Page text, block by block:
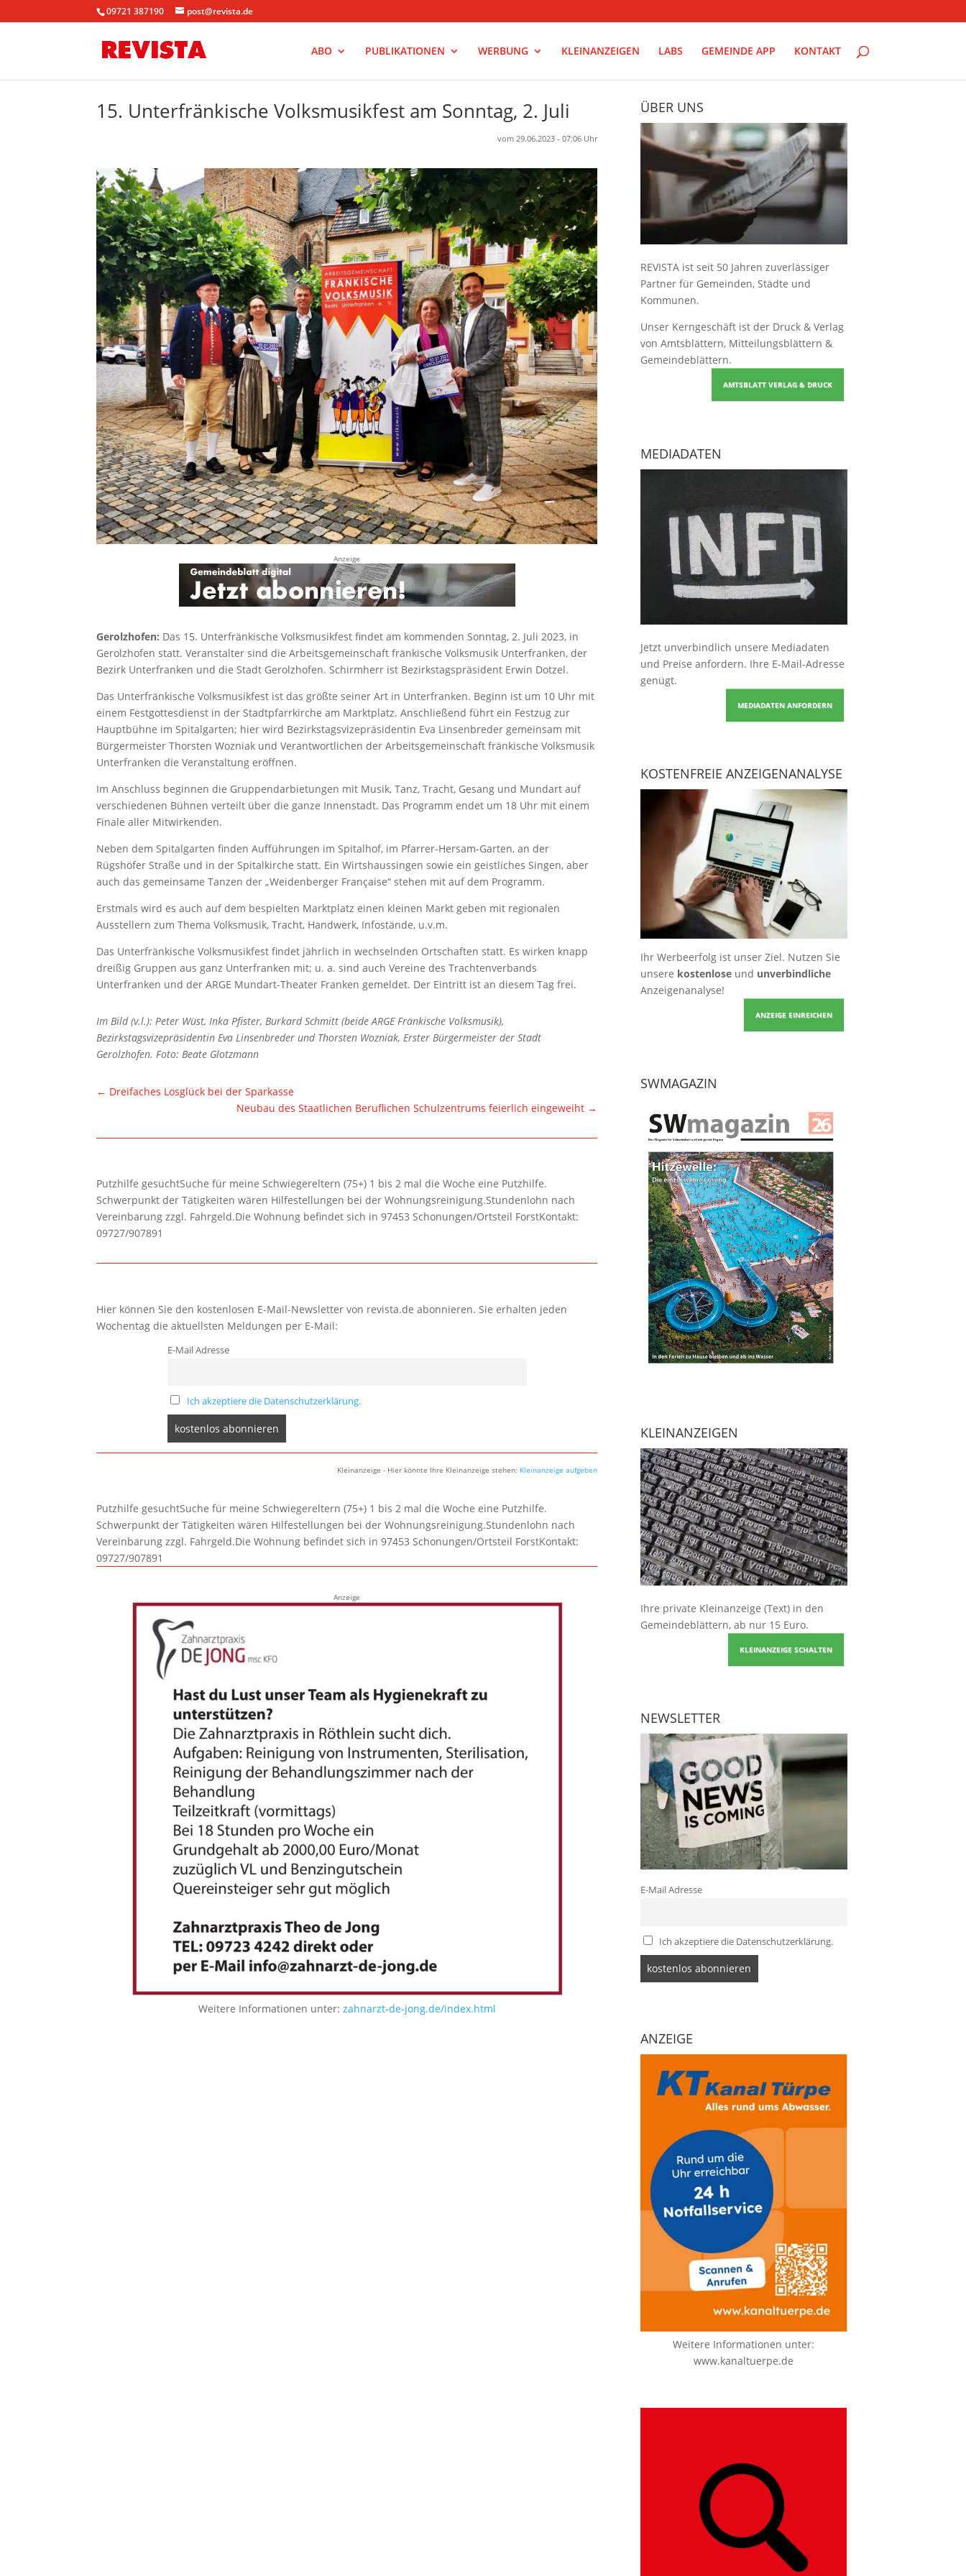
09721 387190 post@revista.de
ABO PUBLIKATIONEN WERBUNG KLEINANZEIGEN LABS GEMEINDE APP KONTAKT
15. Unterfränkische Volksmusikfest am Sonntag, 2. Juli
vom 29.06.2023 - 07:06 Uhr
Anzeige
Gerolzhofen: Das 15. Unterfränkische Volksmusikfest findet am kommenden Sonntag, 2. Juli 2023, in
Gerolzhofen statt. Veranstalter sind die Arbeitsgemeinschaft fränkische Volksmusik Unterfranken, der
Bezirk Unterfranken und die Stadt Gerolzhofen. Schirmherr ist Bezirkstagspräsident Erwin Dotzel.
Das Unterfränkische Volksmusikfest ist das größte seiner Art in Unterfranken. Beginn ist um 10 Uhr mit
einem Festgottesdienst in der Stadtpfarrkirche am Marktplatz. Anschließend führt ein Festzug zur
Hauptbühne im Spitalgarten; hier wird Bezirkstagsvizepräsidentin Eva Linsenbreder gemeinsam mit
Bürgermeister Thorsten Wozniak und Verantwortlichen der Arbeitsgemeinschaft fränkische Volksmusik
Unterfranken die Veranstaltung eröffnen.
Im Anschluss beginnen die Gruppendarbietungen mit Musik, Tanz, Tracht, Gesang und Mundart auf
verschiedenen Bühnen verteilt über die ganze Innenstadt. Das Programm endet um 18 Uhr mit einem
Finale aller Mitwirkenden.
Neben dem Spitalgarten finden Aufführungen im Spitalhof, im Pfarrer-Hersam-Garten, an der
Rügshöfer Straße und in der Spitalkirche statt. Ein Wirtshaussingen sowie ein geistliches Singen, aber
auch das gemeinsame Tanzen der „Weidenberger Française“ stehen mit auf dem Programm.
Erstmals wird es auch auf dem bespielten Marktplatz einen kleinen Markt geben mit regionalen
Ausstellern zum Thema Volksmusik, Tracht, Handwerk, Infostände, u.v.m.
Das Unterfränkische Volksmusikfest findet jährlich in wechselnden Ortschaften statt. Es wirken knapp
dreißig Gruppen aus ganz Unterfranken mit; u. a. sind auch Vereine des Trachtenverbands
Unterfranken und der ARGE Mundart-Theater Franken gemeldet. Der Eintritt ist an diesem Tag frei.
Im Bild (v.l.): Peter Wüst, Inka Pfister, Burkard Schmitt (beide ARGE Fränkische Volksmusik),
Bezirkstagsvizepräsidentin Eva Linsenbreder und Thorsten Wozniak, Erster Bürgermeister der Stadt
Gerolzhofen. Foto: Beate Glotzmann
← Dreifaches Losglück bei der Sparkasse
Neubau des Staatlichen Beruflichen Schulzentrums feierlich eingeweiht →
Putzhilfe gesuchtSuche für meine Schwiegereltern (75+) 1 bis 2 mal die Woche eine Putzhilfe.
Schwerpunkt der Tätigkeiten wären Hilfestellungen bei der Wohnungsreinigung.Stundenlohn nach
Vereinbarung zzgl. Fahrgeld.Die Wohnung befindet sich in 97453 Schonungen/Ortsteil ForstKontakt:
09727/907891
Hier können Sie den kostenlosen E-Mail-Newsletter von revista.de abonnieren. Sie erhalten jeden
Wochentag die aktuellsten Meldungen per E-Mail:
E-Mail Adresse
Ich akzeptiere die Datenschutzerklärung.
Kleinanzeige - Hier könnte Ihre Kleinanzeige stehen: Kleinanzeige aufgeben
Putzhilfe gesuchtSuche für meine Schwiegereltern (75+) 1 bis 2 mal die Woche eine Putzhilfe.
Schwerpunkt der Tätigkeiten wären Hilfestellungen bei der Wohnungsreinigung.Stundenlohn nach
Vereinbarung zzgl. Fahrgeld.Die Wohnung befindet sich in 97453 Schonungen/Ortsteil ForstKontakt:
09727/907891
Anzeige
Weitere Informationen unter: zahnarzt-de-jong.de/index.html
ÜBER UNS
REVISTA ist seit 50 Jahren zuverlässiger
Partner für Gemeinden, Städte und
Kommunen.
Unser Kerngeschäft ist der Druck & Verlag
von Amtsblättern, Mitteilungsblättern &
Gemeindeblättern.
AMTSBLATT VERLAG & DRUCK
MEDIADATEN
Jetzt unverbindlich unsere Mediadaten
und Preise anfordern. Ihre E-Mail-Adresse
genügt.
MEDIADATEN ANFORDERN
KOSTENFREIE ANZEIGENANALYSE
Ihr Werbeerfolg ist unser Ziel. Nutzen Sie
unsere kostenloseund unverbindliche
Anzeigenanalyse!
ANZEIGE EINREICHEN
SWMAGAZIN
KLEINANZEIGEN
Ihre private Kleinanzeige (Text) in den
Gemeindeblättern, ab nur 15 Euro.
KLEINANZEIGE SCHALTEN
NEWSLETTER
E-Mail Adresse
Ich akzeptiere die Datenschutzerklärung.
ANZEIGE
Weitere Informationen unter:
www.kanaltuerpe.de